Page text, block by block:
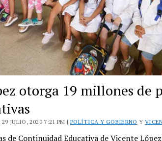
otorga 19 millones de
JULIO, 2020 7:21 PM | POLÍTICA Y GOBIERNO Y
de Continuidad Educativa de Vicente